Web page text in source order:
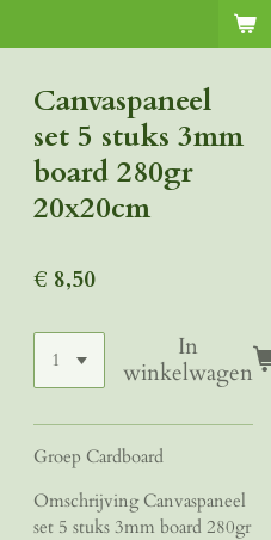
Canvaspaneel
set 5 stuks 3mm
board 280gr
20x20cm
€ 8,50
In
winkelwagen
Groep Cardboard
Omschrijving Canvaspaneel
set 5 stuks 3mm board 280gr